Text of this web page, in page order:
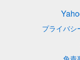
プライバシ